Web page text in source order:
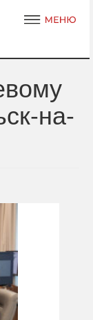
на-